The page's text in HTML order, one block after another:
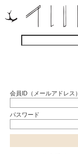
会員ID（メールアドレス）
パスワード